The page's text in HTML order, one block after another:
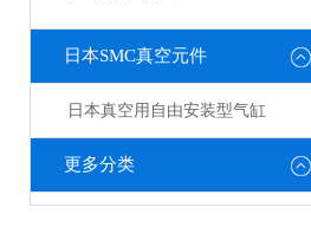
日本SMC真空元件
日本真空用自由安装型气缸
更多分类